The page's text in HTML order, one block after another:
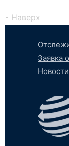
Наверх
Заявка
Новости